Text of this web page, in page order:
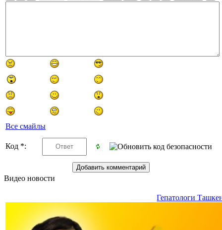
Все смайлы
Код *:
Видео новости
Гепатологи